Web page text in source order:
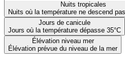
Nuits tropicales
Nuits où la température ne descend
Jours de canicule
Jours où la température dépasse 35°C
Élévation niveau mer
Élévation prévue du niveau de la mer